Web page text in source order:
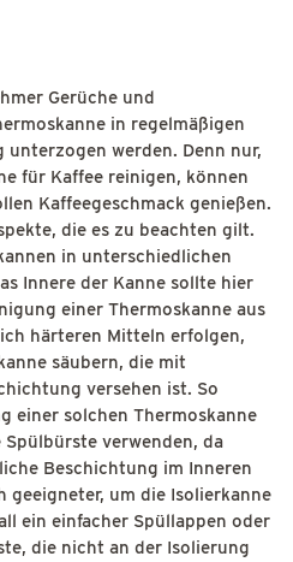
Gerüche und
in regelmäßigen
werden. Denn nur,
für Kaffee reinigen, können
Kaffeegeschmack genießen.
die es zu beachten gilt.
in unterschiedlichen
Innere der Kanne sollte hier
einer Thermoskanne aus
härteren Mitteln erfolgen,
säubern, die mit
versehen ist. So
einer solchen Thermoskanne
verwenden, da
Beschichtung im Inneren
geeigneter, um die Isolierkanne
ein einfacher Spüllappen oder
die nicht an der Isolierung